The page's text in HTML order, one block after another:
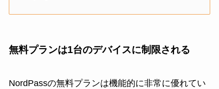
無料プランは1台のデバイスに制限される
NordPassの無料プランは機能的に非常に優れてい